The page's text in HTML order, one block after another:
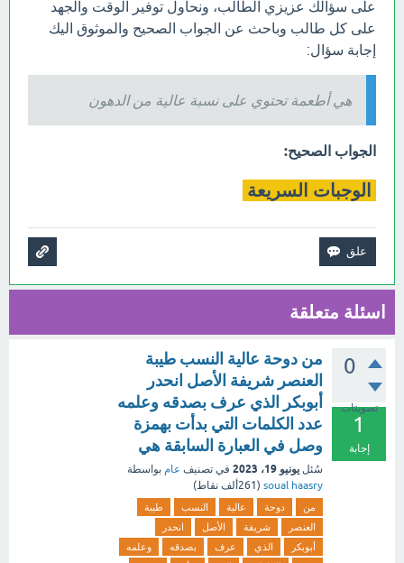
على سؤالك عزيزي الطالب، ونحاول توفير الوقت والجهد
على كل طالب وباحث عن الجواب الصحيح والموثوق اليك
إجابة سؤال:
هي أطعمة تحتوي على نسبة عالية من الدهون
الجواب الصحيح:
الوجبات السريعة
اسئلة متعلقة
0
تصويتات
1
إجابة
من دوحة عالية النسب طيبة
العنصر شريفة الأصل انحدر
أبوبكر الذي عرف بصدقه وعلمه
عدد الكلمات التي بدأت بهمزة
وصل في العبارة السابقة هي
سُئل يونيو 19، 2023 في تصنيف عام بواسطة
soual haasry
( 261ألف نقاط)
من دوحة عالية النسب
طيبة
العنصر
شريفة الأصل
انحدر
أبوبكر
الذي عرف بصدقه
وعلمه